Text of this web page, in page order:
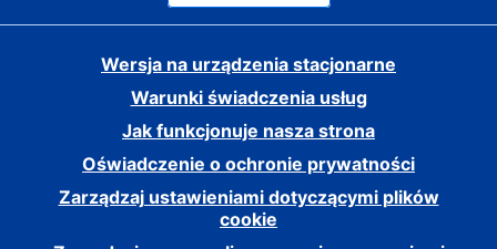
Wersja na urządzenia stacjonarne
Warunki świadczenia usług
Jak funkcjonuje nasza strona
Oświadczenie o ochronie prywatności
Zarządzaj ustawieniami dotyczącymi plików
cookie